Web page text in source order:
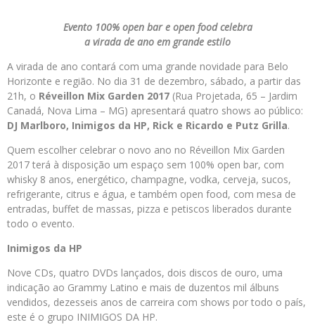
Evento 100% open bar e open food celebra
a virada de ano em grande estilo
A virada de ano contará com uma grande novidade para Belo
Horizonte e região. No dia 31 de dezembro, sábado, a partir das
21h, o Réveillon Mix Garden 2017 (Rua Projetada, 65 – Jardim
Canadá, Nova Lima – MG) apresentará quatro shows ao público:
DJ Marlboro, Inimigos da HP, Rick e Ricardo e Putz Grilla.
Quem escolher celebrar o novo ano no Réveillon Mix Garden
2017 terá à disposição um espaço sem 100% open bar, com
whisky 8 anos, energético, champagne, vodka, cerveja, sucos,
refrigerante, citrus e água, e também open food, com mesa de
entradas, buffet de massas, pizza e petiscos liberados durante
todo o evento.
Inimigos da HP
Nove CDs, quatro DVDs lançados, dois discos de ouro, uma
indicação ao Grammy Latino e mais de duzentos mil álbuns
vendidos, dezesseis anos de carreira com shows por todo o país,
este é o grupo INIMIGOS DA HP.